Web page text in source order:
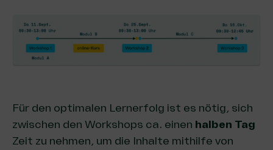
Für den optimalen Lernerfolg ist es nötig, sich
zwischen den Workshops ca. einen halben Tag
Zeit zu nehmen, um die Inhalte mithilfe von